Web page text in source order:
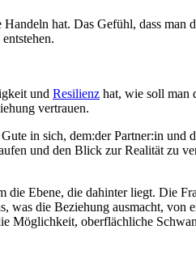
hat. Das Gefühl, dass man
und Resilienz hat, wie soll man
vertrauen.
in sich, dem:der Partner:in und
und den Blick zur Realität zu
Ebene, die dahinter liegt. Die
die Beziehung ausmacht, von
Möglichkeit, oberflächliche